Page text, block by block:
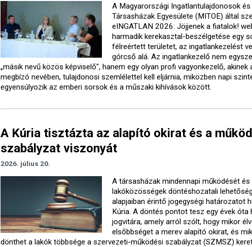
A Magyarországi Ingatlantulajdonosok és
Társasházak Egyesülete (MITOE) által
eINGATLAN 2026: Jöjjenek a fiatalok!
harmadik kerekasztal-beszélgetése egy
félreértett területet, az ingatlankezelést
górcső alá. Az ingatlankezelő nem
„másik nevű közös képviselő", hanem egy olyan profi vagyonkezelő, akinek
megbízó nevében, tulajdonosi szemlélettel kell eljárnia, miközben napi
egyensúlyozik az emberi sorsok és a műszaki kihívások között.
A Kúria tisztázta az alapító okirat és a
szabályzat viszonyát
2026. július 20.
A társasházak mindennapi működését és
lakóközösségek döntéshozatali
alapjaiban érintő jogegységi határozatot
Kúria. A döntés pontot tesz egy évek óta
jogvitára, amely arról szólt, hogy mikor
elsőbbséget a merev alapító okirat, és
dönthet a lakók többsége a szervezeti-működési szabályzat (SZMSZ)